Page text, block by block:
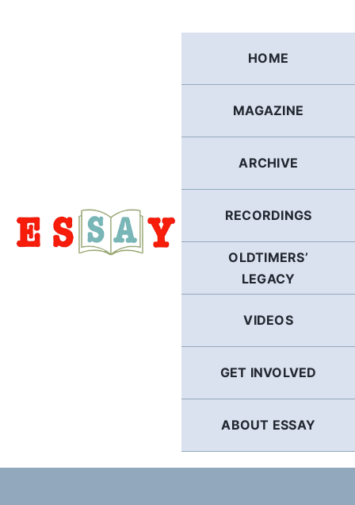
HOME
MAGAZINE
ARCHIVE
RECORDINGS
OLDTIMERS’
LEGACY
VIDEOS
GET INVOLVED
ABOUT ESSAY